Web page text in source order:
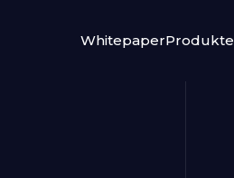
WhitepaperProdukte